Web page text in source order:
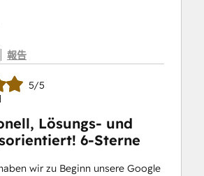
報告
5/5
Lösungs- und
6-Sterne
wir zu Beginn unsere Google